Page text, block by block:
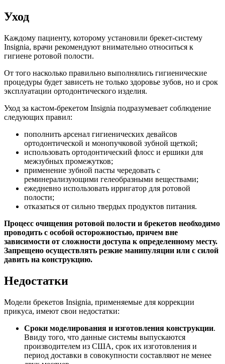
Уход
Каждому пациенту, которому установили брекет-систему
Insignia, врачи рекомендуют внимательно относиться к
гигиене ротовой полости.
От того насколько правильно выполнялись гигиенические
процедуры будет зависеть не только здоровье зубов, но и срок
эксплуатации ортодонтического изделия.
Уход за кастом-брекетом Insignia подразумевает соблюдение
следующих правил:
пополнить арсенал гигиенических девайсов
ортодонтической и монопучковой зубной щеткой;
использовать ортодонтический флосс и ершики для
межзубных промежутков;
применение зубной пасты чередовать с
реминерализующими гелеобразными веществами;
ежедневно использовать ирригатор для ротовой
полости;
отказаться от сильно твердых продуктов питания.
Процесс очищения ротовой полости и брекетов необходимо
проводить с особой осторожностью, причем вне
зависимости от сложности доступа к определенному месту.
Запрещено осуществлять резкие манипуляции или с силой
давить на конструкцию.
Недостатки
Модели брекетов Insignia, применяемые для коррекции
прикуса, имеют свои недостатки:
Сроки моделирования и изготовления конструкции.
Ввиду того, что данные системы выпускаются
производителем из США, срок их изготовления и
период доставки в совокупности составляют не менее